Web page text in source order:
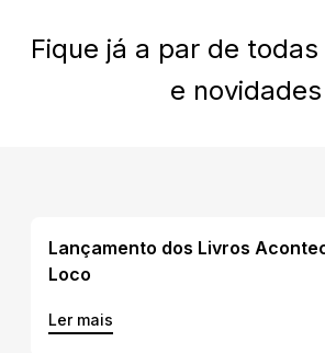
Fique já a par de
e novidades
Lançamento dos Livros
Loco
Ler mais